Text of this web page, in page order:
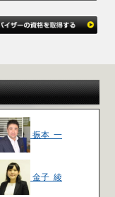
振本 一
金子 綾